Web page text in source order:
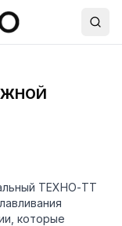
ТЕХНО-ТТ
которые